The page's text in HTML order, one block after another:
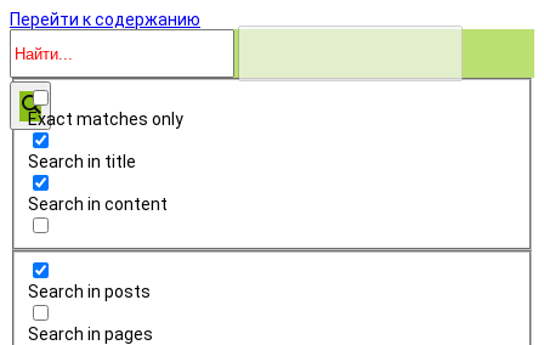
Перейти к содержанию
Exact matches only
Search in title
Search in content
Search in posts
Search in pages